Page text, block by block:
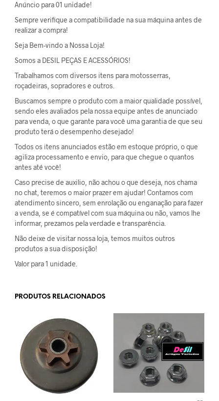
Anúncio para 01 unidade!
Sempre verifique a compatibilidade na sua máquina antes de
realizar a compra!
Seja Bem-vindo a Nossa Loja!
Somos a DESIL PEÇAS E ACESSÓRIOS!
Trabalhamos com diversos itens para motosserras,
roçadeiras, sopradores e outros.
Buscamos sempre o produto com a maior qualidade possível,
sendo eles avaliados pela nossa equipe antes de anunciado
para venda, o que garante para você uma garantia de que seu
produto terá o desempenho desejado!
Todos os itens anunciados estão em estoque próprio, o que
agiliza processamento e envio, para que chegue o quantos
antes até você!
Caso precise de auxilio, não achou o que deseja, nos chama
no chat, teremos o maior prazer em ajudar! Contamos com
atendimento sincero, sem enrolação ou enganação para fazer
a venda, se é compatível com sua máquina ou não, vamos lhe
informar, prezamos pela verdade e transparência.
Não deixe de visitar nossa loja, temos muitos outros
produtos a sua disposição!
Valor para 1 unidade.
PRODUTOS RELACIONADOS